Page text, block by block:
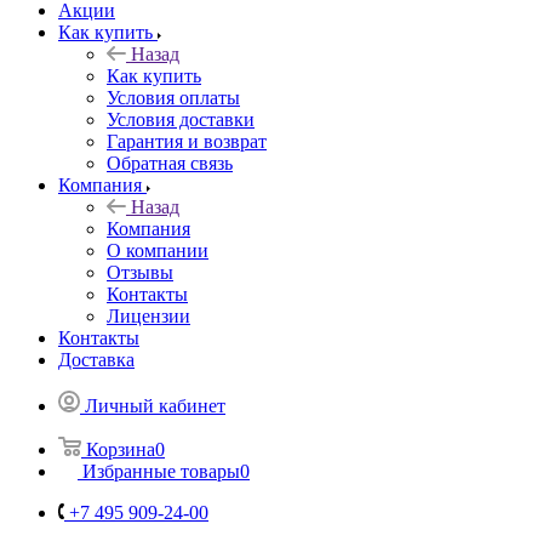
Акции
Как купить
Назад
Как купить
Условия оплаты
Условия доставки
Гарантия и возврат
Обратная связь
Компания
Назад
Компания
О компании
Отзывы
Контакты
Лицензии
Контакты
Доставка
Личный кабинет
Корзина0
Избранные товары0
+7 495 909-24-00